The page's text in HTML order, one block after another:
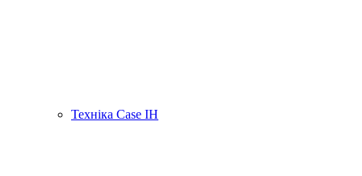
Техніка Case IH